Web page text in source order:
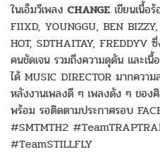
ในเอ็มวีเพลง CHANGE เขียนเนื้อ
FIIXD, YOUNGGU, BEN
HOT, SDTHAITAY, FREDDYV
คนชัดเจน รวมถึงความดุดัน และเ
ได้ MUSIC DIRECTOR มากควา
หลังงานเพลงดี ๆ เพลงดัง ๆ ขอ
พร้อม รอติดตามประกาศรอบ
#SMTMTH2
#TeamSTILLFLY